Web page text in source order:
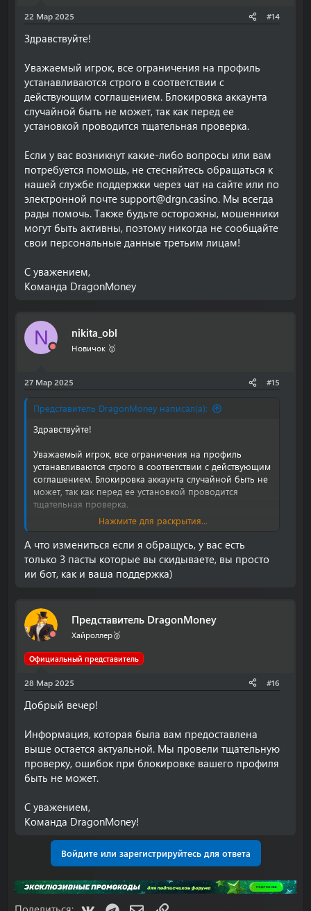
22 Мар 2025 #14
Здравствуйте!
Уважаемый игрок, все ограничения на профиль
устанавливаются строго в соответствии с
действующим соглашением. Блокировка аккаунта
случайной быть не может, так как перед ее
установкой проводится тщательная проверка.
Если у вас возникнут какие-либо вопросы или вам
потребуется помощь, не стесняйтесь обращаться к
нашей службе поддержки через чат на сайте или по
электронной почте support@drgn.casino. Мы всегда
рады помочь. Также будьте осторожны, мошенники
могут быть активны, поэтому никогда не сообщайте
свои персональные данные третьим лицам!
С уважением,
Команда DragonMoney
N nikita_obl
Новичок 🥇
27 Мар 2025 #15
Представитель DragonMoney написал(а):
Здравствуйте!
Уважаемый игрок, все ограничения на профиль
устанавливаются строго в соответствии с действующим
соглашением. Блокировка аккаунта случайной быть не
может, так как перед ее установкой проводится
тщательная проверка.
Если у вас возникнут какие-либо вопросы или вам
потребуется помощь, не стесняйтесь обращаться к
нашей службе поддержки через чат на сайте или по
электронной почтеsupport@drgn.casino. Мы всегда
рады помочь. Также будьте осторожны, мошенники
С уважением,
Команда DragonMoney
Нажмите для раскрытия...
А что измениться если я обращусь, у вас есть
только 3 пасты которые вы скидываете, вы просто
ии бот, как и ваша поддержка)
Представитель DragonMoney
Хайроллер🥈
Официальный представитель
28 Мар 2025 #16
Добрый вечер!
Информация, которая была вам предоставлена
выше остается актуальной. Мы провели тщательную
проверку, ошибок при блокировке вашего профиля
быть не может.
С уважением,
Команда DragonMoney!
Войдите или зарегистрируйтесь для ответа
VK TelegramЭлектронная почта
Ссылка